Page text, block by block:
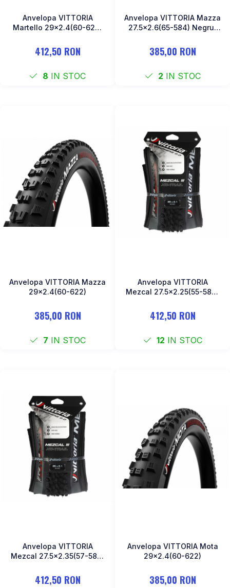
Anvelopa VITTORIA
Martello 29x2.4(60-622)
412,50 RON
8 IN STOC
Anvelopa VITTORIA Mazza
27.5x2.6(65-584) Negru-
385,00 RON
2 IN STOC
Anvelopa VITTORIA Mazza
29x2.4(60-622)
385,00 RON
7 IN STOC
Anvelopa VITTORIA
Mezcal 27.5x2.25(55-584)
412,50 RON
12 IN STOC
Anvelopa VITTORIA
Mezcal 27.5x2.35(57-584)
412,50 RON
Anvelopa VITTORIA Mota
29x2.4(60-622)
385,00 RON